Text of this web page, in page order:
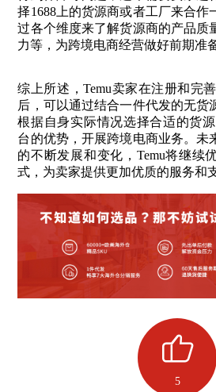
择1688上的货源商或者工厂来合作
过各个维度来了解货源商的产品质
力等，为跨境电商经营做好前期准
综上所述，Temu卖家在注册和完
后，可以通过结合一件代发的无货
根据自身实际情况选择合适的货
台的优势，开展跨境电商业务。未
的不断发展和变化，Temu将继续
式，为卖家提供更加优质的服务和
5